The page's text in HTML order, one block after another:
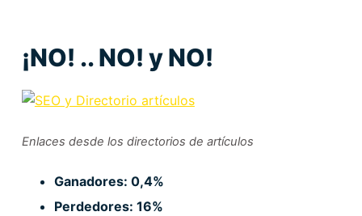
¡NO! .. NO! y NO!
Enlaces desde los directorios de artículos
Ganadores: 0,4%
Perdedores: 16%